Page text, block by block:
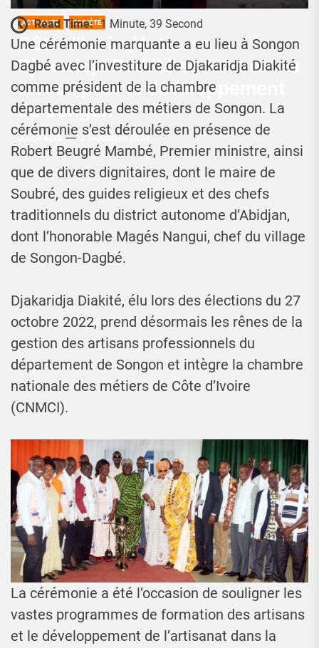
ACTUALITÉ SOCIÉTÉ
Côte d’Ivoire/Artisans :
Djakaridja Diakité et son bureau
investi pour le développement
de Songon
Read Time: 1 Minute, 39 Second
Une cérémonie marquante a eu lieu à Songon
Dagbé avec l’investiture de Djakaridja Diakité
comme président de la chambre
départementale des métiers de Songon. La
cérémonie s’est déroulée en présence de
Robert Beugré Mambé, Premier ministre, ainsi
que de divers dignitaires, dont le maire de
Soubré, des guides religieux et des chefs
traditionnels du district autonome d’Abidjan,
dont l’honorable Magés Nangui, chef du village
de Songon-Dagbé.
Djakaridja Diakité, élu lors des élections du 27
octobre 2022, prend désormais les rênes de la
gestion des artisans professionnels du
département de Songon et intègre la chambre
nationale des métiers de Côte d’Ivoire
(CNMCI).
La cérémonie a été l’occasion de souligner les
vastes programmes de formation des artisans
et le développement de l’artisanat dans la